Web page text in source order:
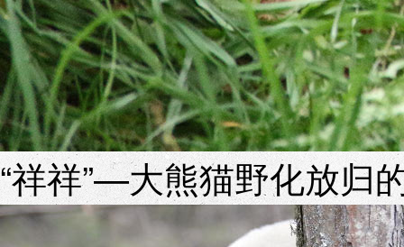
“祥祥”—大熊猫野化放归